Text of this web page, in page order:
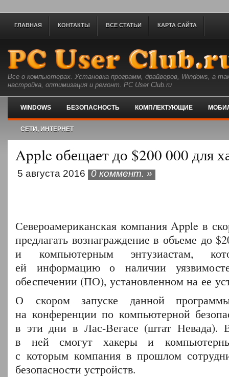
ГЛАВНАЯ КОНТАКТЫ ВСЕ СТАТЬИ КАРТА САЙТА
Все о компьютерах. Установка программ, драйверов, Windows, а
настройка, оптимизация и ремонт. PC User Club.ru
WINDOWS БЕЗОПАСНОСТЬ КОМПЛЕКТУЮЩИЕ
СЕТИ, ИНТЕРНЕТ
Apple обещает до $200 000 для
5 августа 2016 0 коммент. »
Североамериканская компания Apple в
предлагать вознаграждение в объеме до
и компьютерным энтузиастам,
ей информацию о наличии
обеспечении (ПО), установленном на ее
О скором запуске данной
на конференции по компьютерной
в эти дни в Лас-Вегасе (штат Невада).
в ней смогут хакеры и
с которым компания в прошлом
безопасности устройств.